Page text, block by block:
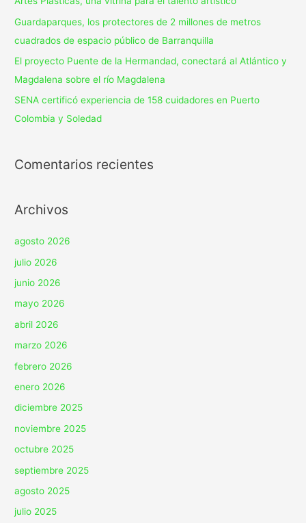
Guardaparques, los protectores de 2 millones de metros
cuadrados de espacio público de Barranquilla
El proyecto Puente de la Hermandad, conectará al Atlántico y
Magdalena sobre el río Magdalena
SENA certificó experiencia de 158 cuidadores en Puerto
Colombia y Soledad
Comentarios recientes
Archivos
agosto 2026
julio 2026
junio 2026
mayo 2026
abril 2026
marzo 2026
febrero 2026
enero 2026
diciembre 2025
noviembre 2025
octubre 2025
septiembre 2025
agosto 2025
julio 2025